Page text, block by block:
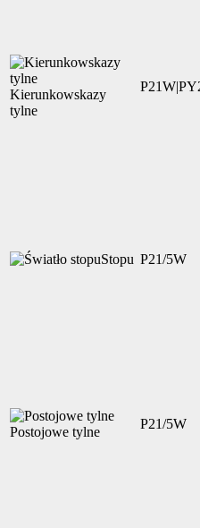
Kierunkowskazy
tylne
Stopu P21/5W
Postojowe tylne
P21/5W